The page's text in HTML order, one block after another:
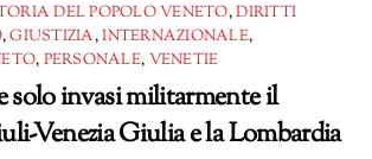
DEL POPOLO VENETO,DIRITTI
,GIUSTIZIA,INTERNAZIONALE,
, PERSONALE, VENETIE
solo invasi militarmente il
Venezia Giulia e la Lombardia